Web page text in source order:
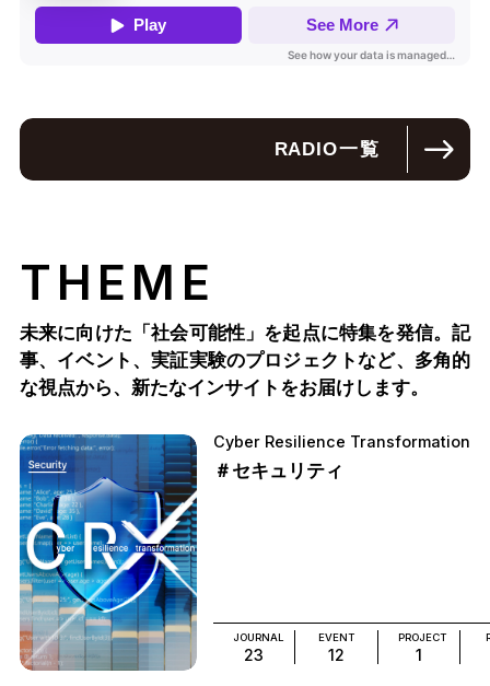
RADIO一覧
THEME
未来に向けた「社会可能性」を起点に特集を発信。記
事、イベント、実証実験のプロジェクトなど、多角的
な視点から、新たなインサイトをお届けします。
Cyber Resilience Transformation
＃セキュリティ
JOURNAL
23
EVENT
12
PROJECT
1